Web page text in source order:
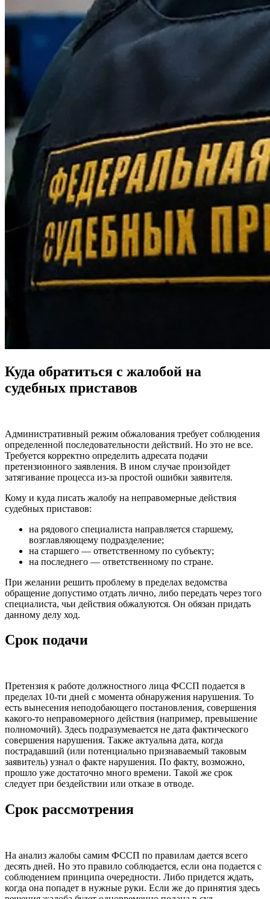
Куда обратиться с жалобой на
судебных приставов
Административный режим обжалования требует соблюдения
определенной последовательности действий. Но это не все.
Требуется корректно определить адресата подачи
претензионного заявления. В ином случае произойдет
затягивание процесса из-за простой ошибки заявителя.
Кому и куда писать жалобу на неправомерные действия
судебных приставов:
на рядового специалиста направляется старшему,
возглавляющему подразделение;
на старшего — ответственному по субъекту;
на последнего — ответственному по стране.
При желании решить проблему в пределах ведомства
обращение допустимо отдать лично, либо передать через того
специалиста, чьи действия обжалуются. Он обязан придать
данному делу ход.
Срок подачи
Претензия к работе должностного лица ФССП подается в
пределах 10-ти дней с момента обнаружения нарушения. То
есть вынесения неподобающего постановления, совершения
какого-то неправомерного действия (например, превышение
полномочий). Здесь подразумевается не дата фактического
совершения нарушения. Также актуальна дата, когда
пострадавший (или потенциально признаваемый таковым
заявитель) узнал о факте нарушения. По факту, возможно,
прошло уже достаточно много времени. Такой же срок
следует при бездействии или отказе в отводе.
Срок рассмотрения
На анализ жалобы самим ФССП по правилам дается всего
десять дней. Но это правило соблюдается, если она подается с
соблюдением принципа очередности. Либо придется ждать,
когда она попадет в нужные руки. Если же до принятия здесь